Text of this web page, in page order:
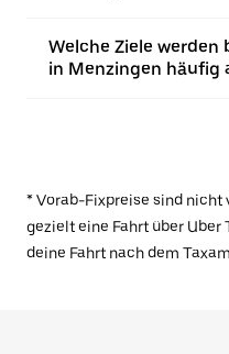
Welche Ziele werden
in Menzingen häufig
* Vorab-Fixpreise sind nicht
gezielt eine Fahrt über Uber
deine Fahrt nach dem